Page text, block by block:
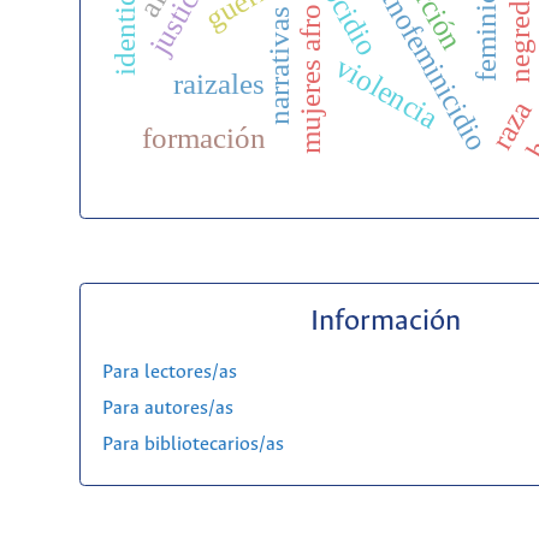
violencia
mujeres afro
narrativas
raizales
formación raza
Información
Para lectores/as
Para autores/as
Para bibliotecarios/as